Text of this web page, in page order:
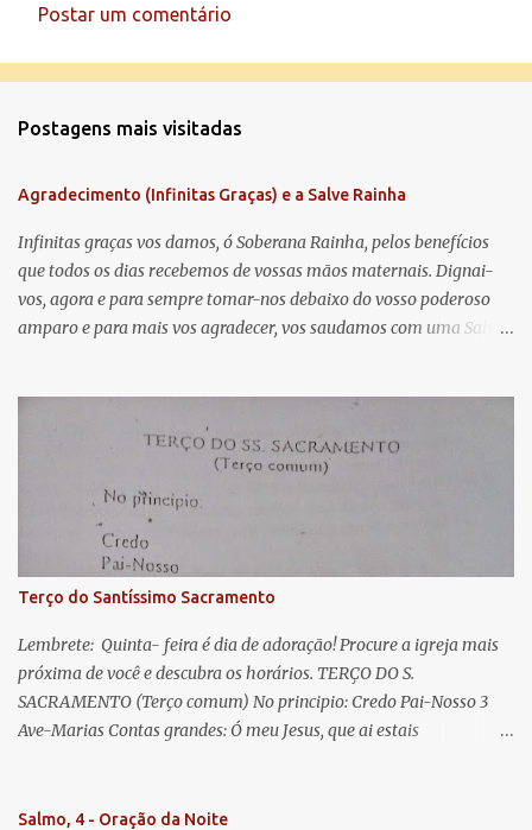
e
t
á
r
i
o
Postar um comentário
Postagens mais visitadas
Agradecimento (Infinitas Graças) e a Salve Rainha
Infinitas graças vos damos, ó Soberana Rainha, pelos benefícios
que todos os dias recebemos de vossas mãos maternais. Dignai-
vos, agora e para sempre tomar-nos debaixo do vosso poderoso
amparo e para mais vos agradecer, vos saudamos com uma Salve
lágrimas. Eia, pois, Advogada nossa, estes vossos olhos
misericordiosos a nós volvei, e depois deste desterro, mostrai-nos
Jesus. Bendito é o fruto do vosso ventre, ó clemente, ó piedosa, ó
doce e sempre Virgem Maria. Rogai por nós Santa Mãe de Deus.
Para que sejamos dignos das promessas de Cristo. Amém.
Terço do Santíssimo Sacramento
Lembrete: Quinta- feira é dia de adoração! Procure a igreja mais
próxima de você e descubra os horários. TERÇO DO S.
SACRAMENTO (Terço comum) No principio: Credo Pai-Nosso 3
Ave-Marias Contas grandes: Ó meu Jesus, que ai estais
Vós morra eu! Nas contas pequenas: Sacramento de Amor!
Salmo, 4 - Oração da Noite